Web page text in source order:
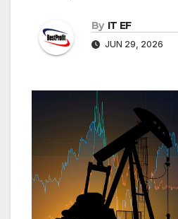
By IT EF
JUN 29, 2026